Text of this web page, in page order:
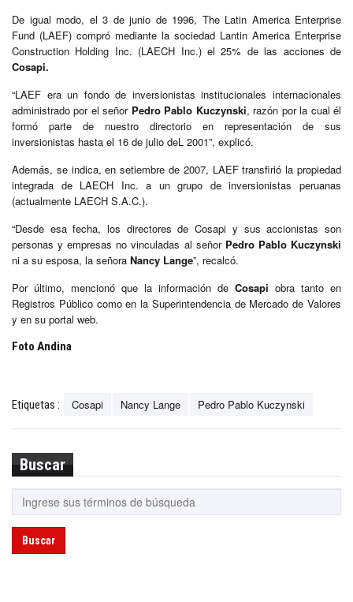
De igual modo, el 3 de junio de 1996, The Latin America Enterprise
Fund (LAEF) compró mediante la sociedad Lantin America Enterprise
Construction Holding Inc. (LAECH Inc.) el 25% de las acciones de
Cosapi.
“LAEF era un fondo de inversionistas institucionales internacionales
administrado por el señor Pedro Pablo Kuczynski, razón por la cual él
formó parte de nuestro directorio en representación de sus
inversionistas hasta el 16 de julio deL 2001”, explicó.
Además, se indica, en setiembre de 2007, LAEF transfirió la propiedad
integrada de LAECH Inc. a un grupo de inversionistas peruanas
(actualmente LAECH S.A.C.).
“Desde esa fecha, los directores de Cosapi y sus accionistas son
personas y empresas no vinculadas al señor Pedro Pablo Kuczynski
ni a su esposa, la señora Nancy Lange”, recalcó.
Por último, mencionó que la información de Cosapi obra tanto en
Registros Público como en la Superintendencia de Mercado de Valores
y en su portal web.
Foto Andina
Etiquetas : Cosapi Nancy Lange Pedro Pablo Kuczynski
Buscar
Buscar